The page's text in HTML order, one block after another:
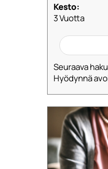
Kesto:
3 Vuotta
Seuraava
Hyödynnä